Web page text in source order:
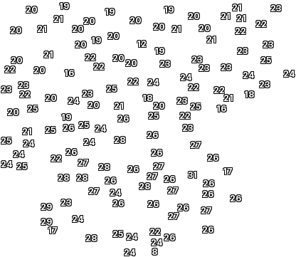
20
20
25
23
26
26
22
21 21
21
24
26
22
20
12
20
22
26
23
19
23
24
22
22
24
20
17
26
16
26
29
23 26
19
24
25
26
20
22
24
24
26
20
17
21
19
28
19
25
22
22
20
25
24
27
16
26
24
26
19
24
23
28
29
25
20 23
23
25
23
22
20
20
20
19
21
26
23
21
20
24
28
27
26
27
21
23
20
24
23
20
26
24
25
28
23
24
25
21
31
28
27
25
20
22
23
18
24
26
27
24
25
26
20
27 26
22
21
27
22
27
21
20
21
23
28
18
8